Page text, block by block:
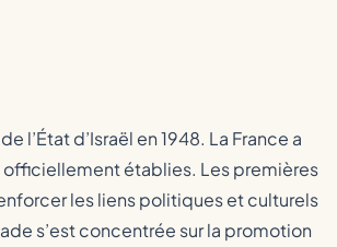
l’État d’Israël en 1948. La France a
officiellement établies. Les premières
les liens politiques et culturels
s’est concentrée sur la promotion